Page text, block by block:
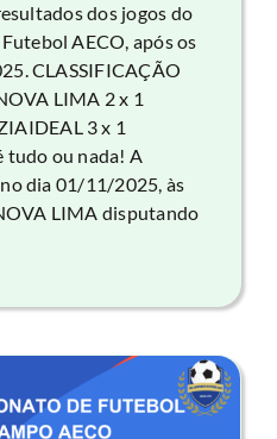
dos jogos do
AECO, após os
CLASSIFICAÇÃO
LIMA 2 x 1
3 x 1
tudo ou nada! A
dia 01/11/2025, às
LIMA disputando